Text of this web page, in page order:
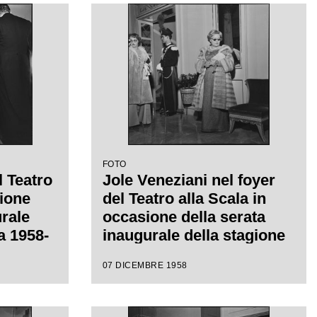
la
regia di Margherita
Wallmann, che inaugura la
stagione lirica 1958-1959
Teatro
1958-
la
FOTO
Jole Veneziani nel foyer
del Teatro alla Scala in
occasione della serata
inaugurale della stagione
l'opera "Turandot" di
da Antonino Votto con la
07 DICEMBRE 1958